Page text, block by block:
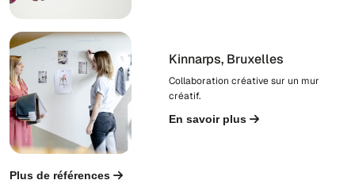
Kinnarps, Bruxelles
Collaboration créative sur un mur
créatif.
En savoir plus
Plus de références